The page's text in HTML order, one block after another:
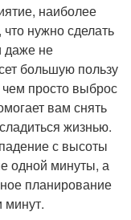
наиболее
нужно сделать
даже не
большую пользу
просто выброс
вам снять
жизнью.
с высоты
одной минуты, а
планирование
минут.